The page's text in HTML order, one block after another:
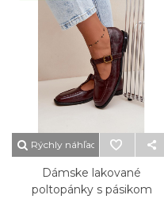
Rýchly náhľad
Dámske lakované
poltopánky s pásikom